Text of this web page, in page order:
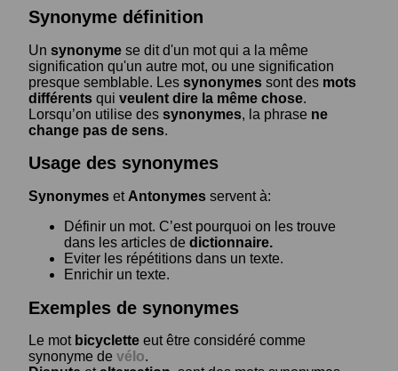
Synonyme définition
Un synonyme se dit d'un mot qui a la même
signification qu'un autre mot, ou une signification
presque semblable. Les synonymes sont des mots
différents qui veulent dire la même chose.
Lorsqu’on utilise des synonymes, la phrase ne
change pas de sens.
Usage des synonymes
Synonymes et Antonymes servent à:
Définir un mot. C’est pourquoi on les trouve
dans les articles de dictionnaire.
Eviter les répétitions dans un texte.
Enrichir un texte.
Exemples de synonymes
Le mot bicyclette eut être considéré comme
synonyme de vélo.